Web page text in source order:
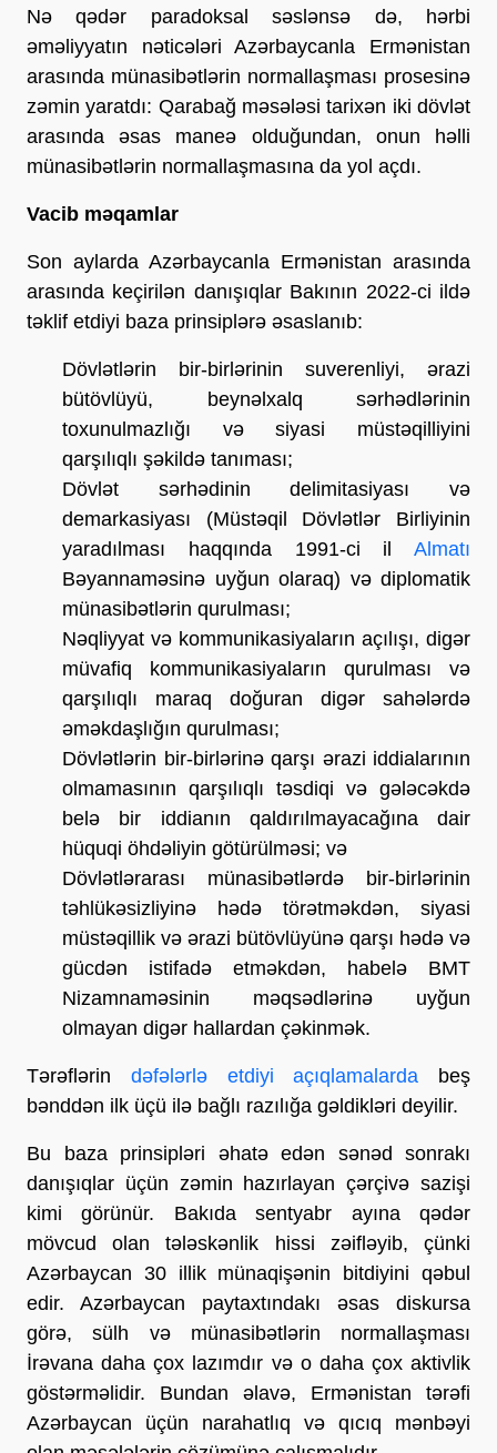
Nə qədər paradoksal səslənsə də, hərbi
əməliyyatın nəticələri Azərbaycanla Ermənistan
arasında münasibətlərin normallaşması prosesinə
zəmin yaratdı: Qarabağ məsələsi tarixən iki dövlət
arasında əsas maneə olduğundan, onun həlli
münasibətlərin normallaşmasına da yol açdı.
Vacib məqamlar
Son aylarda Azərbaycanla Ermənistan arasında
arasında keçirilən danışıqlar Bakının 2022-ci ildə
təklif etdiyi baza prinsiplərə əsaslanıb:
Dövlətlərin bir-birlərinin suverenliyi, ərazi
bütövlüyü, beynəlxalq sərhədlərinin
toxunulmazlığı və siyasi müstəqilliyini
qarşılıqlı şəkildə tanıması;
Dövlət sərhədinin delimitasiyası və
demarkasiyası (Müstəqil Dövlətlər Birliyinin
yaradılması haqqında 1991-ci il Almatı
Bəyannaməsinə uyğun olaraq) və diplomatik
münasibətlərin qurulması;
Nəqliyyat və kommunikasiyaların açılışı, digər
müvafiq kommunikasiyaların qurulması və
qarşılıqlı maraq doğuran digər sahələrdə
əməkdaşlığın qurulması;
Dövlətlərin bir-birlərinə qarşı ərazi iddialarının
olmamasının qarşılıqlı təsdiqi və gələcəkdə
belə bir iddianın qaldırılmayacağına dair
hüquqi öhdəliyin götürülməsi; və
Dövlətlərarası münasibətlərdə bir-birlərinin
təhlükəsizliyinə hədə törətməkdən, siyasi
müstəqillik və ərazi bütövlüyünə qarşı hədə və
gücdən istifadə etməkdən, habelə BMT
Nizamnaməsinin məqsədlərinə uyğun
olmayan digər hallardan çəkinmək.
Tərəflərin dəfələrlə etdiyi açıqlamalarda beş
bənddən ilk üçü ilə bağlı razılığa gəldikləri deyilir.
Bu baza prinsipləri əhatə edən sənəd sonrakı
danışıqlar üçün zəmin hazırlayan çərçivə sazişi
kimi görünür. Bakıda sentyabr ayına qədər
mövcud olan tələskənlik hissi zəifləyib, çünki
Azərbaycan 30 illik münaqişənin bitdiyini qəbul
edir. Azərbaycan paytaxtındakı əsas diskursa
görə, sülh və münasibətlərin normallaşması
İrəvana daha çox lazımdır və o daha çox aktivlik
göstərməlidir. Bundan əlavə, Ermənistan tərəfi
Azərbaycan üçün narahatlıq və qıcıq mənbəyi